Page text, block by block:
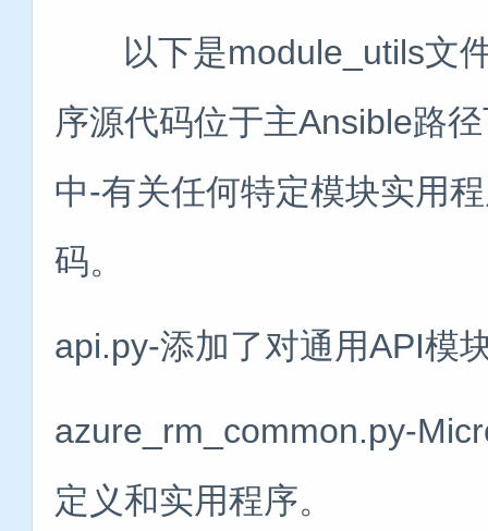
以下是module_utils文件
序源代码位于主Ansible路
中-有关任何特定模块实用
码。
api.py-添加了对通用API模
azure_rm_common.py-
定义和实用程序。